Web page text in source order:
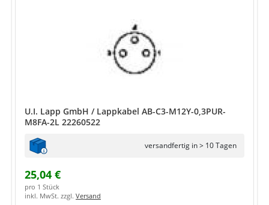
U.I. Lapp GmbH / Lappkabel AB-C3-M12Y-0,3PUR-
M8FA-2L 22260522
versandfertig in > 10 Tagen
25,04 €
pro 1 Stück
inkl. MwSt. zzgl. Versand